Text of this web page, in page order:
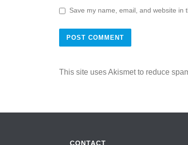
Save my name, email, and website in
This site uses Akismet to reduce
CONTACT